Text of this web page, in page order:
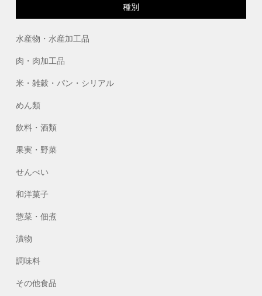
種別
水産物・水産加工品
肉・肉加工品
米・雑穀・パン・シリアル
めん類
飲料・酒類
果実・野菜
せんべい
和洋菓子
惣菜・佃煮
漬物
調味料
その他食品